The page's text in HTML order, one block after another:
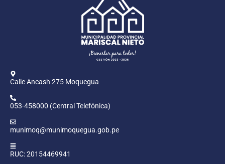
Calle Ancash 275 Moquegua
053-458000 (Central Telefónica)
munimoq@munimoquegua.gob.pe
RUC: 20154469941